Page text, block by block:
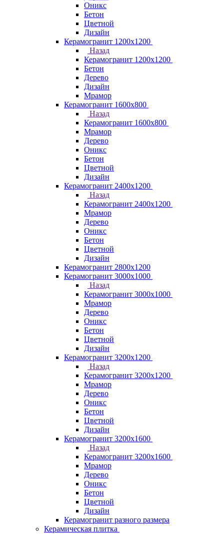
Оникс
Бетон
Цветной
Дизайн
Керамогранит 1200x1200
Назад
Керамогранит 1200x1200
Бетон
Дерево
Дизайн
Мрамор
Керамогранит 1600х800
Назад
Керамогранит 1600х800
Мрамор
Дерево
Оникс
Бетон
Цветной
Дизайн
Керамогранит 2400х1200
Назад
Керамогранит 2400х1200
Мрамор
Дерево
Оникс
Бетон
Цветной
Дизайн
Керамогранит 2800x1200
Керамогранит 3000х1000
Назад
Керамогранит 3000х1000
Мрамор
Дерево
Оникс
Бетон
Цветной
Дизайн
Керамогранит 3200х1200
Назад
Керамогранит 3200х1200
Мрамор
Дерево
Оникс
Бетон
Цветной
Дизайн
Керамогранит 3200х1600
Назад
Керамогранит 3200х1600
Мрамор
Дерево
Оникс
Бетон
Цветной
Дизайн
Керамогранит разного размера
Керамическая плитка